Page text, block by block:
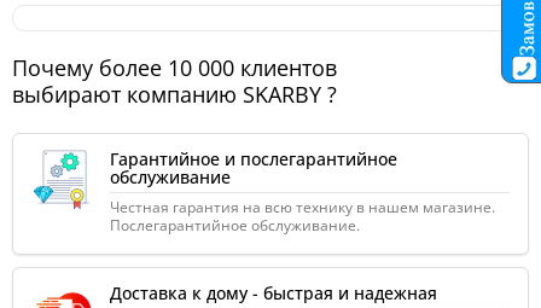
Почему более 10 000 клиентов
выбирают компанию SKARBY ?
Гарантийное и послегарантийное
обслуживание
Честная гарантия на всю технику в нашем магазине.
Послегарантийное обслуживание.
Доставка к дому - быстрая и надежная